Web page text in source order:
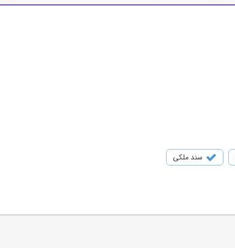
سند ملکی